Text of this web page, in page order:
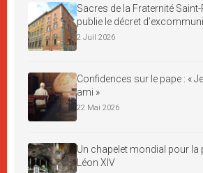
Sacres de la Fraternité Saint-
publie le décret
2 Juil 2026
Confidences sur le pape : «
ami »
22 Mai 2026
Un chapelet mondial pour la
Léon XIV